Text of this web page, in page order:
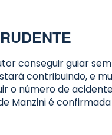
conseguir guiar
contribuindo, e
o número de
Manzini é